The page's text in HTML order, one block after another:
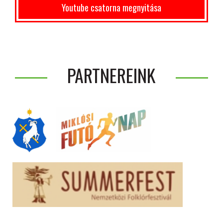
Youtube csatorna megnyitása
PARTNEREINK